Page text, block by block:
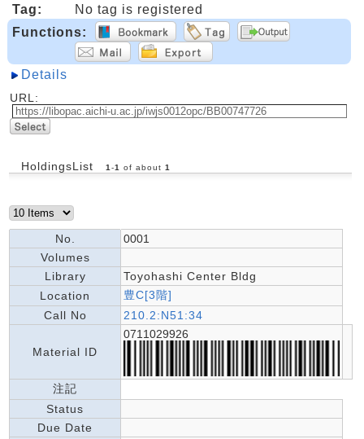
Tag:
No tag is registered
Functions:
Details
URL:
HoldingsList 1 -1 of about 1
No.
0001
Volumes
Library
Toyohashi Center Bldg
Location
豊C[3階]
Call No
210.2:N51:34
Material ID
0711029926
注記
Status
Due Date